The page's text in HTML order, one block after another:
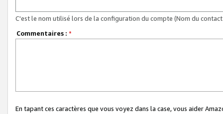
C'est le nom utilisé lors de la configuration du compte (Nom du
Commentaires : *
En tapant ces caractères que vous voyez dans la case, vous aider